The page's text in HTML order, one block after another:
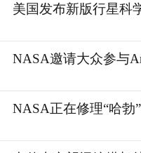
美国发布新版行星科
NASA邀请大众参与
NASA正在修理“哈勃